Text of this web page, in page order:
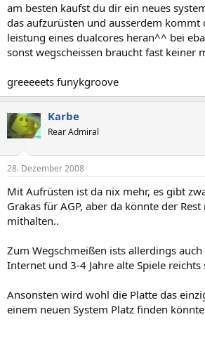
am besten kaufst du dir ein neues
das aufzurüsten und ausserdem kommt
leistung eines dualcores heran^^ bei
sonst wegscheissen braucht fast keiner
greeeeets funykgroove
Karbe
Rear Admiral
28. Dezember 2008
Mit Aufrüsten ist da nix mehr, es gibt
Grakas für AGP, aber da könnte der
mithalten..
Zum Wegschmeißen ists allerdings
Internet und 3-4 Jahre alte Spiele
Ansonsten wird wohl die Platte das
einem neuen System Platz finden